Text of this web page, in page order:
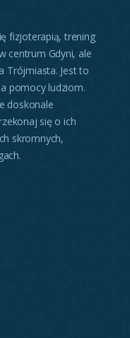
fizjoterapią, trening
centrum Gdyni, ale
Trójmiasta. Jest to
pomocy ludziom.
doskonale
się o ich
skromnych,